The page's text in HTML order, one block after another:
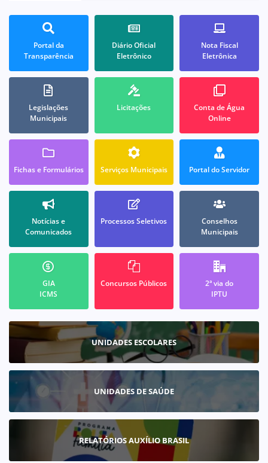
Portal da
Transparência
Diário Oficial
Eletrônico
Nota Fiscal
Eletrônica
Legislações
Municipais
Licitações
Conta de Água
Online
Fichas e Formulários Serviços Municipais Portal do Servidor
Notícias e
Comunicados
Processos Seletivos
Conselhos
Municipais
GIA
ICMS
Concursos Públicos
2ª via do
IPTU
UNIDADES ESCOLARES
UNIDADES DE SAÚDE
RELATÓRIOS AUXÍLIO BRASIL